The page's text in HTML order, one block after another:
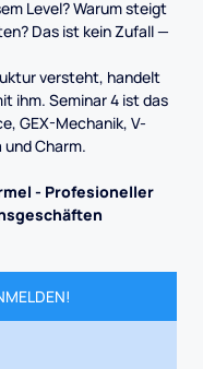
Level? Warum steigt
Das ist kein Zufall —
versteht, handelt
ihm. Seminar 4 ist das
GEX-Mechanik, V-
und Charm.
- Profesioneller